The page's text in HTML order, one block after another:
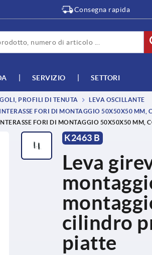
Consegna rapida
SERVIZIO SETTORI
PROFILI DI TENUTA
LEVA OSCILLANTE
FORI DI MONTAGGIO 50X50X50 MM,
FORI DI MONTAGGIO 50X50X50 MM,
K2463 B
Leva
cilindro
piatte